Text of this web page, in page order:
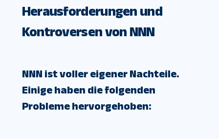
Herausforderungen und
Kontroversen von NNN
NNN ist voller eigener Nachteile.
Einige haben die folgenden
Probleme hervorgehoben: